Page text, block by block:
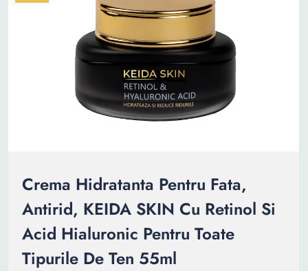
Crema Hidratanta Pentru Fata,
Antirid, KEIDA SKIN Cu Retinol Si
Acid Hialuronic Pentru Toate
Tipurile De Ten 55ml